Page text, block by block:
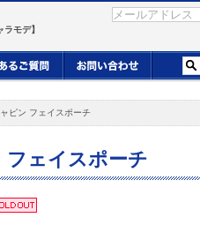
モデ】
ピン フェイスポーチ
フェイスポーチ